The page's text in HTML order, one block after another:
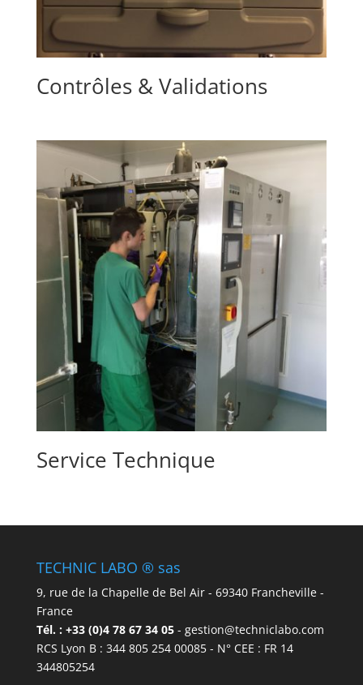
Contrôles & Validations
Service Technique
TECHNIC LABO ® sas
9, rue de la Chapelle de Bel Air - 69340 Francheville -
France
Tél. : +33 (0)4 78 67 34 05 - gestion@techniclabo.com
RCS Lyon B : 344 805 254 00085 - N° CEE : FR 14
344805254